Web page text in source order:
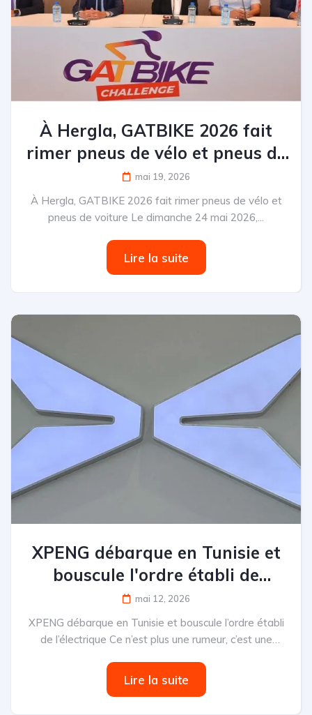
À Hergla, GATBIKE 2026 fait
rimer pneus de vélo et pneus de
voiture
mai 19, 2026
À Hergla, GATBIKE 2026 fait rimer pneus de vélo et
pneus de voiture Le dimanche 24 mai 2026,...
Lire la suite
XPENG débarque en Tunisie et
bouscule l'ordre établi de
l'électrique
mai 12, 2026
XPENG débarque en Tunisie et bouscule l’ordre établi
de l’électrique Ce n’est plus une rumeur, c’est une
Lire la suite